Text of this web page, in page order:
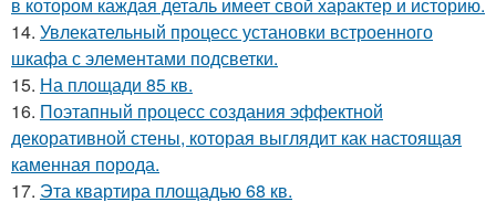
14. Увлекательный процесс установки встроенного
шкафа с элементами подсветки.
15. На площади 85 кв.
16. Поэтапный процесс создания эффектной
декоративной стены, которая выглядит как настоящая
каменная порода.
17. Эта квартира площадью 68 кв.